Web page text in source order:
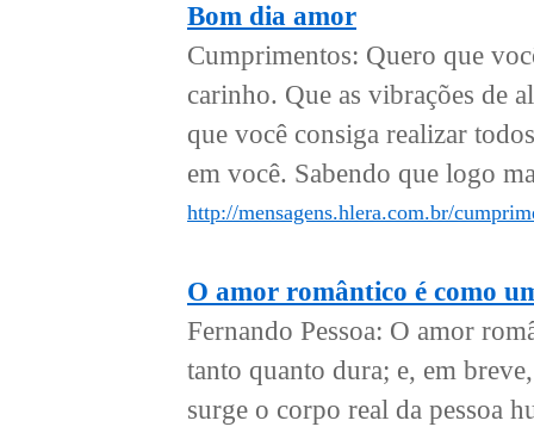
Bom dia amor
Cumprimentos: Quero que
carinho. Que as vibrações de
que você consiga realizar
em você. Sabendo que logo
http://mensagens.hlera.com.br/
O amor romântico é como
Fernando Pessoa: O amor
tanto quanto dura; e, em
surge o corpo real da pessoa